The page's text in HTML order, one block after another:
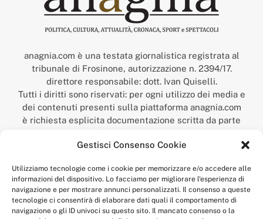
Gestisci Consenso Cookie
Utilizziamo tecnologie come i cookie per memorizzare e/o accedere alle
informazioni del dispositivo. Lo facciamo per migliorare l'esperienza di
navigazione e per mostrare annunci personalizzati. Il consenso a queste
tecnologie ci consentirà di elaborare dati quali il comportamento di
navigazione o gli ID univoci su questo sito. Il mancato consenso o la
anagnia.com è una testata giornalistica registrata al
tribunale di Frosinone, autorizzazione n. 2394/17.
direttore responsabile: dott. Ivan Quiselli.
Tutti i diritti sono riservati: per ogni utilizzo dei media e
dei contenuti presenti sulla piattaforma anagnia.com
è richiesta esplicita documentazione scritta da parte
della redazione.
“Anagnia” è un marchio registrato presso l’Ufficio Italiano
Economico,
num. registrazione: 302017000014044 del 9 febbraio 2017.
Per contatti:redazione@anagnia.com